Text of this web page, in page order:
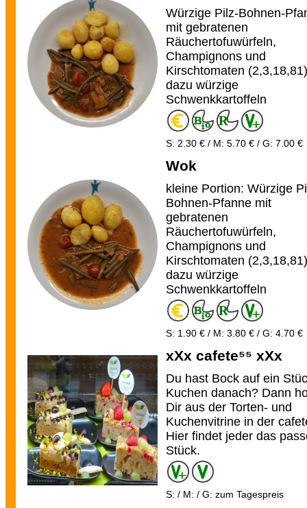
Würzige Pilz-Bohnen-
mit gebratenen
Räuchertofuwürfeln,
Champignons und
Kirschtomaten (2,3,18,81)
dazu würzige
Schwenkkartoffeln
S: 2.30 € / M: 5.70 € / G: 7.00 €
Wok
kleine Portion: Würzige
Bohnen-Pfanne mit
gebratenen
Räuchertofuwürfeln,
Champignons und
Kirschtomaten (2,3,18,81)
dazu würzige
Schwenkkartoffeln
S: 1.90 € / M: 3.80 € / G: 4.70 €
xXx cafete⁵⁵ xXx
Du hast Bock auf ein
Kuchen danach? Dann
Dir aus der Torten- und
Kuchenvitrine in der
Hier findet jeder das
Stück.
S: / M: / G: zum Tagespreis